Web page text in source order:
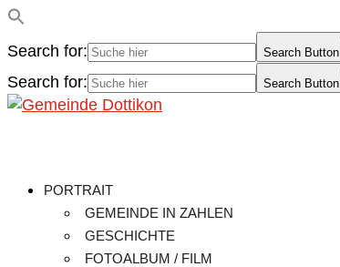
Search for: Search Button
Search for: Search Button
PORTRAIT
GEMEINDE IN ZAHLEN
GESCHICHTE
FOTOALBUM / FILM